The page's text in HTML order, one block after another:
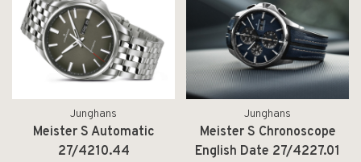
Junghans
Meister S Automatic
27/4210.44
Junghans
Meister S Chronoscope
English Date 27/4227.01